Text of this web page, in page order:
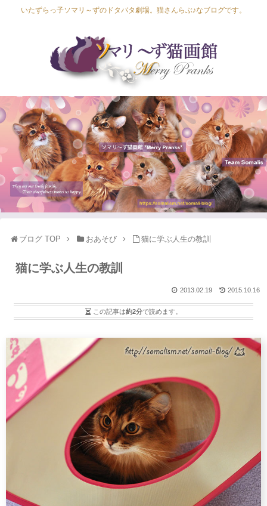
いたずらっ子ソマリ～ずのドタバタ劇場。猫さんらぶ♪なブログです。
Lapis Luna
Lucia Lino
Lycka Leal
Laula
ブログ TOP おあそび 猫に学ぶ人生の教訓
猫に学ぶ人生の教訓
2015.10.16
2013.02.19
この記事は約2分で読めます。